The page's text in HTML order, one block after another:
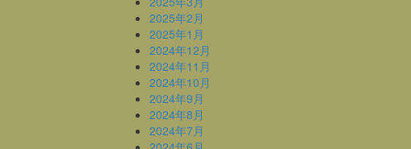
2025年2月
2025年1月
2024年12月
2024年11月
2024年10月
2024年9月
2024年8月
2024年7月